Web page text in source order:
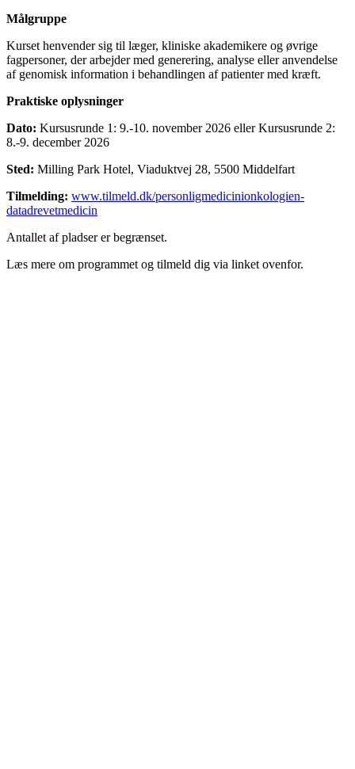
Målgruppe
Kurset henvender sig til læger, kliniske akademikere og øvrige
fagpersoner, der arbejder med generering, analyse eller anvendelse
af genomisk information i behandlingen af patienter med kræft.
Praktiske oplysninger
Dato: Kursusrunde 1: 9.-10. november 2026 eller Kursusrunde 2:
8.-9. december 2026
Sted: Milling Park Hotel, Viaduktvej 28, 5500 Middelfart
Tilmelding: www.tilmeld.dk/personligmedicinionkologien-
datadrevetmedicin
Antallet af pladser er begrænset.
Læs mere om programmet og tilmeld dig via linket ovenfor.